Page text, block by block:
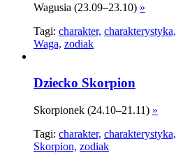
Wagusia (23.09–23.10) »
Tagi: charakter, charakterystyka,
Waga, zodiak
Dziecko Skorpion
Skorpionek (24.10–21.11) »
Tagi: charakter, charakterystyka,
Skorpion, zodiak